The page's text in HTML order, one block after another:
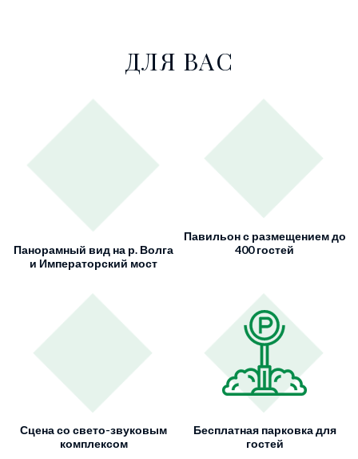
ДЛЯ ВАС
Панорамный вид на р. Волга
и Императорский мост
Павильон с размещением до
400 гостей
Сцена со свето-звуковым
комплексом
Бесплатная парковка для
гостей